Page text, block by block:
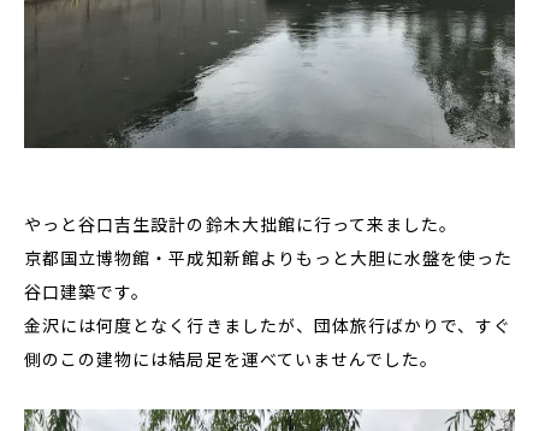
やっと谷口吉生設計の鈴木大拙館に行って来ました。
京都国立博物館・平成知新館よりもっと大胆に水盤を使った
谷口建築です。
金沢には何度となく行きましたが、団体旅行ばかりで、すぐ
側のこの建物には結局足を運べていませんでした。